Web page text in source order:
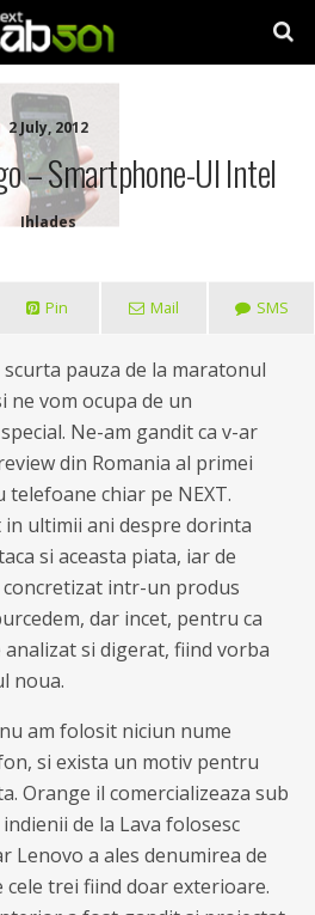
2 July, 2012
– Smartphone-Ul Intel
Ihlades
Pin Mail SMS
pauza de la maratonul
ne vom ocupa de un
Ne-am gandit ca v-ar
din Romania al primei
chiar pe NEXT.
ultimii ani despre dorinta
si aceasta piata, iar de
intr-un produs
dar incet, pentru ca
si digerat, fiind vorba
noua.
am folosit niciun nume
si exista un motiv pentru
Orange il comercializeaza sub
de la Lava folosesc
Lenovo a ales denumirea de
trei fiind doar exterioare.